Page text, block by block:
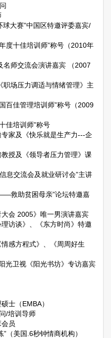
大赛”中国区特邀评委嘉宾/
度十佳培训师”称号（2010年
名师交流会演讲嘉宾 （2007
场压力调适与情绪管理》主
百佳管理培训师”称号（2009
佳培训师”称号
家及《快乐就是生产力---企
授及《领导者压力管理》课
息交流会及就业研讨会”主讲
救助贫困母亲”论坛特邀嘉
会 2005》唯一男演讲嘉宾
访谈》、《东方时尚》特邀
感方程式》、《周周好生
光卫视《阳光书坊》专访嘉宾
士（EMBA）
/培训导师
员
（美国.6秒钟情商机构）